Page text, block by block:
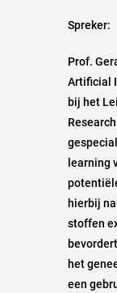
Spreker:
Prof.
Artificial
bij het
learning
hierbij
stoffen
het
een